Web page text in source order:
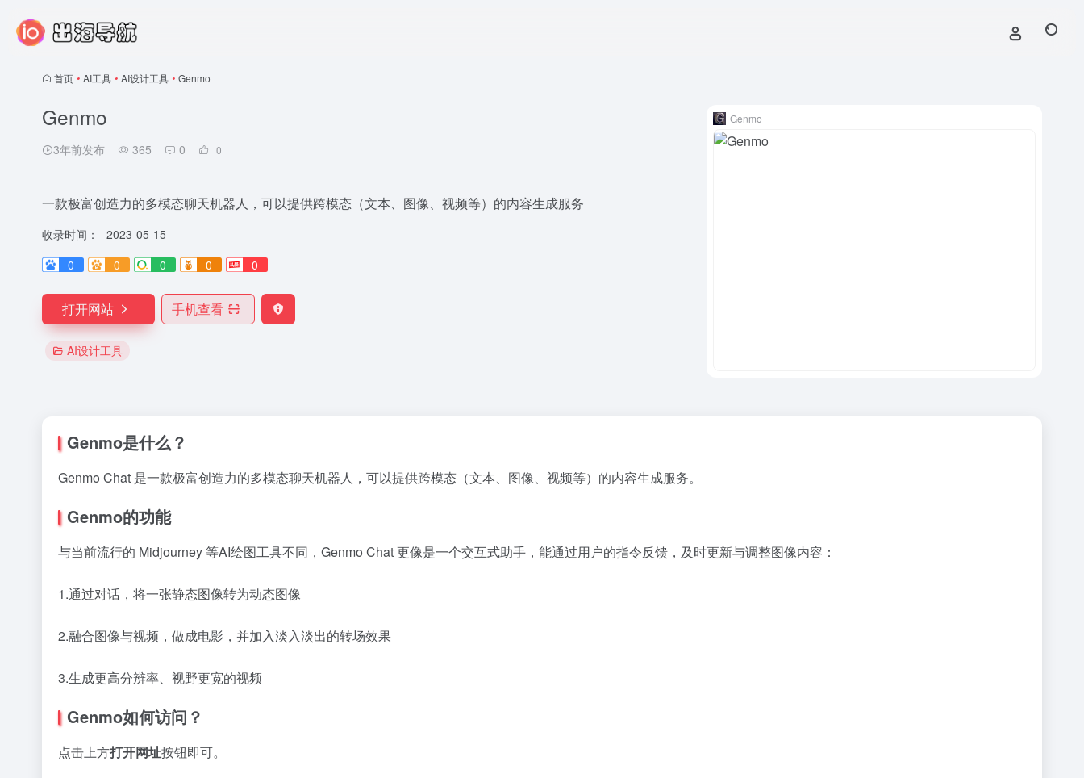
首页 • AI工具 • AI设计工具 • Genmo
Genmo
3年前发布 365 0 0
一款极富创造力的多模态聊天机器人，可以提供跨模态（文本、图像、视频等）的内容生成服务
收录时间：
2023-05-15
0
0 0 0 0
打开网站 手机查看
AI设计工具
Genmo
Genmo是什么？
Genmo Chat 是一款极富创造力的多模态聊天机器人，可以提供跨模态（文本、图像、视频等）的内容生成服务。
Genmo的功能
与当前流行的 Midjourney 等AI绘图工具不同，Genmo Chat 更像是一个交互式助手，能通过用户的指令反馈，及时更新与调整图像内容：
1.通过对话，将一张静态图像转为动态图像
2.融合图像与视频，做成电影，并加入淡入淡出的转场效果
3.生成更高分辨率、视野更宽的视频
Genmo如何访问？
点击上方打开网址按钮即可。